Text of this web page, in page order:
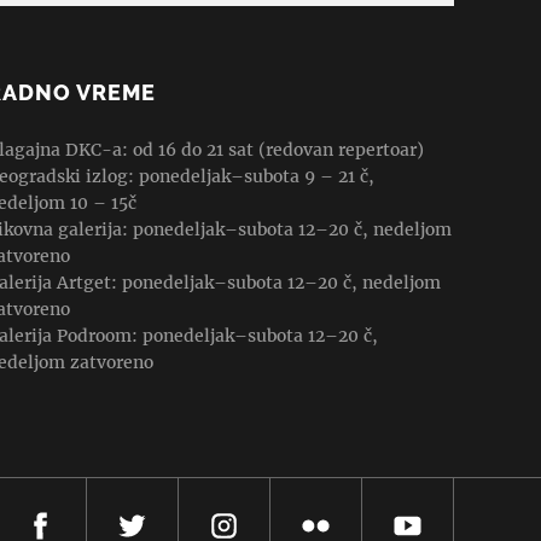
VREME
DKC-a: od 16 do 21 sat (redovan repertoar)
izlog: ponedeljak–subota 9 – 21 č,
10 – 15č
galerija: ponedeljak–subota 12–20 č, nedeljom
Artget: ponedeljak–subota 12–20 č, nedeljom
Podroom: ponedeljak–subota 12–20 č,
zatvoreno